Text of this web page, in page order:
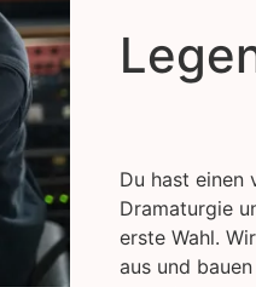
Du hast einen
Dramaturgie
erste Wahl.
aus und